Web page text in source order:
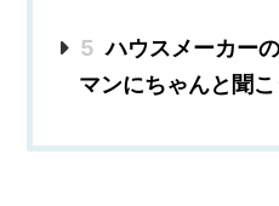
5 ハウスメーカー
マンにちゃんと聞こ